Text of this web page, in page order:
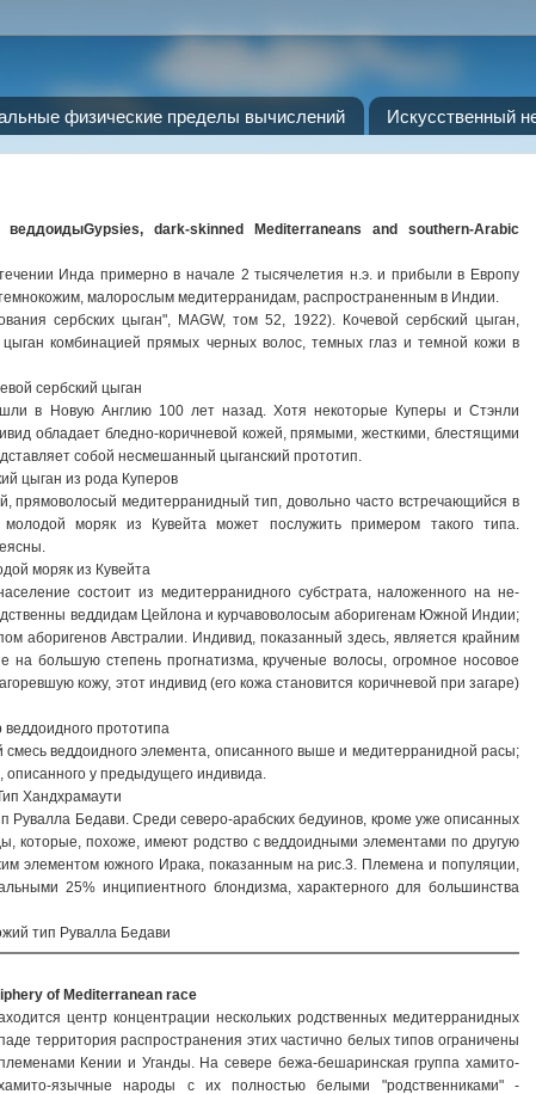
физические пределы вычислений Искусственный
веддоидыGypsies, dark-skinned Mediterraneans and southern-Arabic
Инда примерно в начале 2 тысячелетия н.э. и прибыли в Европу
малорослым медитерранидам, распространенным в Индии.
сербских цыган", MAGW, том 52, 1922). Кочевой сербский цыган,
комбинацией прямых черных волос, темных глаз и темной кожи в
в Новую Англию 100 лет назад. Хотя некоторые Куперы и Стэнли
обладает бледно-коричневой кожей, прямыми, жесткими, блестящими
собой несмешанный цыганский прототип.
прямоволосый медитерранидный тип, довольно часто встречающийся в
моряк из Кувейта может послужить примером такого типа.
состоит из медитерранидного субстрата, наложенного на не-
веддидам Цейлона и курчавоволосым аборигенам Южной Индии;
аборигенов Австралии. Индивид, показанный здесь, является крайним
на большую степень прогнатизма, крученые волосы, огромное носовое
кожу, этот индивид (его кожа становится коричневой при загаре)
веддоидного элемента, описанного выше и медитерранидной расы;
у предыдущего индивида.
Бедави. Среди северо-арабских бедуинов, кроме уже описанных
которые, похоже, имеют родство с веддоидными элементами по другую
элементом южного Ирака, показанным на рис.3. Племена и популяции,
25% инципиентного блондизма, характерного для большинства
of Mediterranean race
центр концентрации нескольких родственных медитерранидных
территория распространения этих частично белых типов ограничены
Кении и Уганды. На севере бежа-бешаринская группа хамито-
язычные народы с их полностью белыми "родственниками" -